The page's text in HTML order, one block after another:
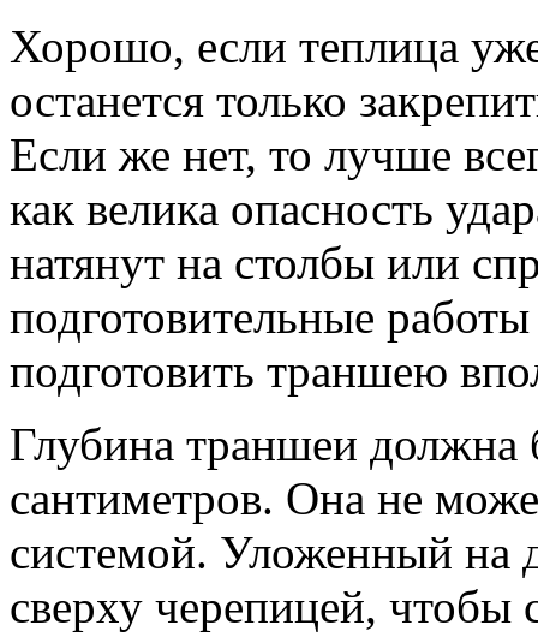
Хорошо, если теплица
останется только
Если же нет, то лучше
как велика опасность
натянут на столбы или
подготовительные
подготовить траншею
Глубина траншеи должна
сантиметров. Она не
системой. Уложенный на
сверху черепицей, чтобы